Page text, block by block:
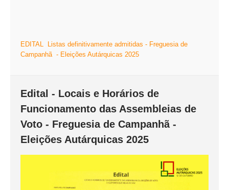
EDITAL Listas definitivamente admitidas - Freguesia de
Campanhã - Eleições Autárquicas 2025
Edital - Locais e Horários de
Funcionamento das Assembleias de
Voto - Freguesia de Campanhã -
Eleições Autárquicas 2025